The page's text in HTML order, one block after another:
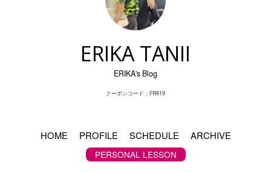
ERIKA TANII
ERIKA's Blog
クーポンコード：FR919
HOME PROFILE SCHEDULE ARCHIVE
PERSONAL LESSON